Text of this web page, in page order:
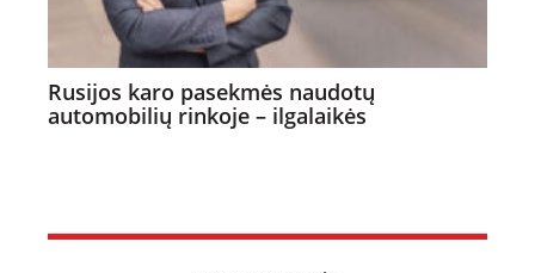
Rusijos karo pasekmės naudotų
automobilių rinkoje – ilgalaikės